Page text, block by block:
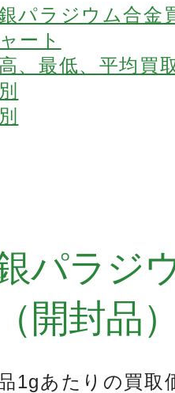
パラジウム合金
ート
、最低、平均買
パラジ
開封品
1gあたりの買取